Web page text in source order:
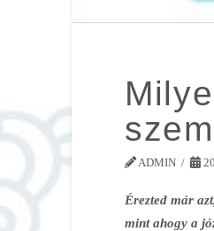
ADMIN
Érezted már
mint ahogy a